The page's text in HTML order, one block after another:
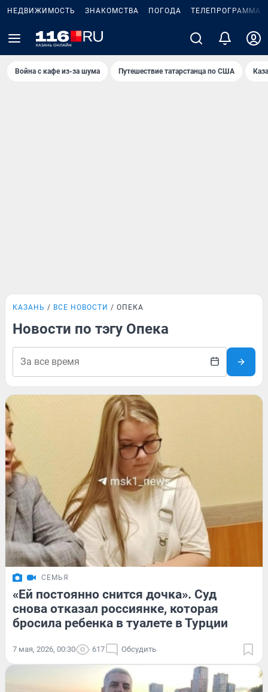
НЕДВИЖИМОСТЬ ЗНАКОМСТВА ПОГОДА ТЕЛЕПРОГРАММА
Война с кафе из-за шума Путешествие татарстанца по США
КАЗАНЬ ВСЕ НОВОСТИ ОПЕКА
Новости по тэгу Опека
СЕМЬЯ
«Ей постоянно снится дочка». Суд
снова отказал россиянке, которая
бросила ребенка в туалете в Турции
7 мая, 2026, 00:30 617 Обсудить